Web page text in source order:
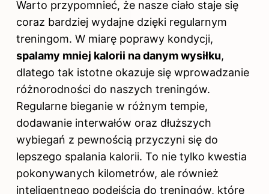
Warto przypomnieć, że nasze ciało staje się
coraz bardziej wydajne dzięki regularnym
treningom. W miarę poprawy kondycji,
spalamy mniej kalorii na danym wysiłku,
dlatego tak istotne okazuje się wprowadzanie
różnorodności do naszych treningów.
Regularne bieganie w różnym tempie,
dodawanie interwałów oraz dłuższych
wybiegań z pewnością przyczyni się do
lepszego spalania kalorii. To nie tylko kwestia
pokonywanych kilometrów, ale również
inteligentnego podejścia do treningów, które